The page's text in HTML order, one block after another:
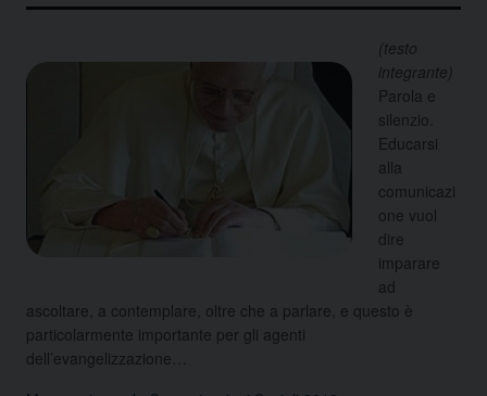
(testo
integrante)
Parola e
silenzio.
Educarsi
alla
comunicazi
one vuol
dire
imparare
ad
ascoltare, a contemplare, oltre che a parlare, e questo è
particolarmente importante per gli agenti
dell’evangelizzazione…